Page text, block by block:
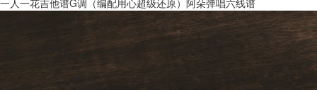
一人一花吉他谱G调（编配用心超级还原）阿朵弹唱六线谱